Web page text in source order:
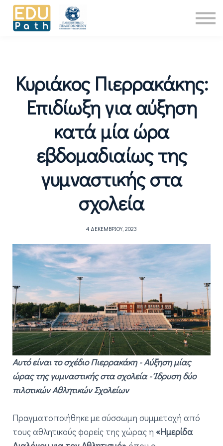
Είσοδος
Κυριάκος Πιερρακάκης:
Επιδίωξη για αύξηση
κατά μία ώρα
εβδομαδιαίως της
γυμναστικής στα
σχολεία
4 ΔΕΚΕΜΒΡΊΟΥ, 2023
Αυτό είναι το σχέδιο Πιερρακάκη - Αύξηση μίας
ώρας της γυμναστικής στα σχολεία - Ίδρυση δύο
πιλοτικών Αθλητικών Σχολείων
Πραγματοποιήθηκε με σύσσωμη συμμετοχή από
τους αθλητικούς φορείς της χώρας η «Ημερίδα